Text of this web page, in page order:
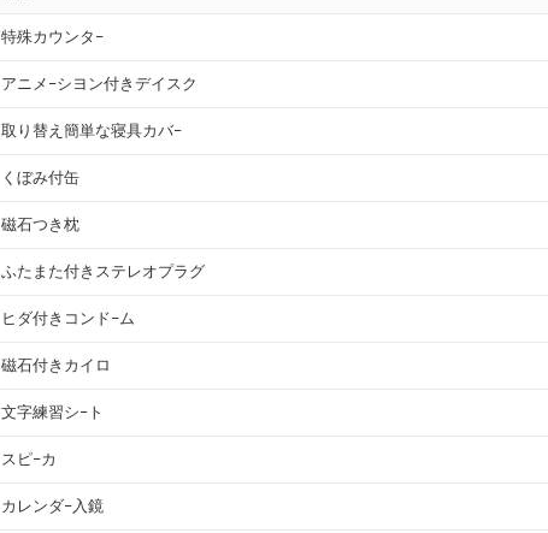
特殊カウンタ−
アニメ−シヨン付きデイスク
取り替え簡単な寝具カバ−
くぼみ付缶
磁石つき枕
ふたまた付きステレオプラグ
ヒダ付きコンド−ム
磁石付きカイロ
文字練習シ−ト
スピ−カ
カレンダ−入鏡